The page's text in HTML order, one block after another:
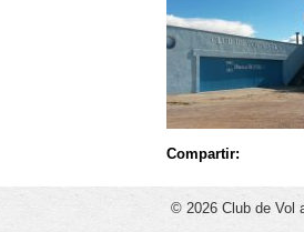
Compartir:
© 2026 Club de Vol